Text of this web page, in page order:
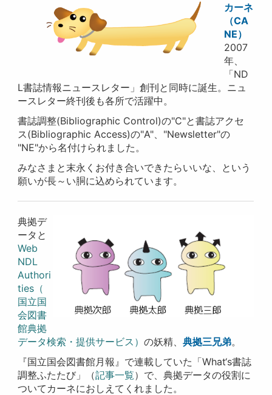
カーネ
（CA
NE）
2007
年、
「ND
L書誌情報ニュースレター」創刊と同時に誕生。ニュ
ースレター終刊後も各所で活躍中。
書誌調整(Bibliographic Control)の"C"と書誌アクセ
ス(Bibliographic Access)の"A" "Newsletter"の
"NE"から名付けられました。
みなさまと末永くお付き合いできたらいいな、という
願いが長～い胴に込められています。
典拠デ
ータと
Web
NDL
Authori
ties（
国立国
会図書
館典拠
データ検索・提供サービス）の妖精、典拠三兄弟。
『国立国会図書館月報』で連載していた「What‘s書誌
調整ふたたび」（記事一覧）で、典拠データの役割に
ついてカーネにおしえてくれました。